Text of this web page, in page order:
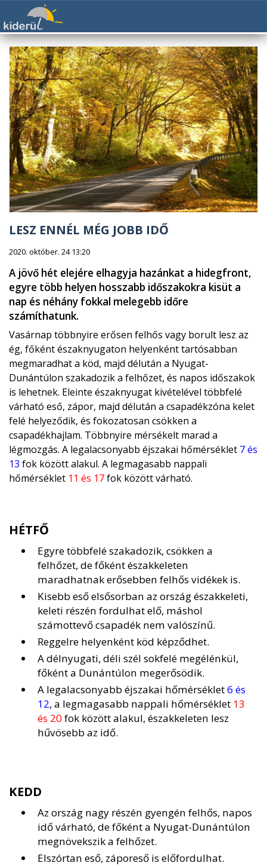
LESZ ENNÉL MÉG JOBB IDŐ
2020. október. 24 13:20
A jövő hét elejére elhagyja hazánkat a hidegfront,
egyre több helyen hosszabb időszakokra kisüt a
nap és néhány fokkal melegebb időre
számíthatunk.
Vasárnap többnyire erősen felhős vagy borult lesz az
ég, főként északnyugaton helyenként tartósabban
megmaradhat a köd, majd délután a Nyugat-
Dunántúlon szakadozik a felhőzet, és napos időszakok
is lehetnek. Eleinte északnyugat kivételével többfelé
várható eső, zápor, majd délután a csapadékzóna kelet
felé helyeződik, és fokozatosan csökken a
csapadékhajlam. Többnyire mérsékelt marad a
légmozgás. A legalacsonyabb éjszakai hőmérséklet 7 és
13 fok között alakul. A legmagasabb nappali
hőmérséklet 11 és 17fok között várható.
HÉTFŐ
Egyre többfelé szakadozik, csökken a
felhőzet, de főként északkeleten
maradhatnak erősebben felhős vidékek is.
Kisebb eső elsősorban az ország északkeleti,
keleti részén fordulhat elő, máshol
számottevő csapadék nem valószínű.
Reggelre helyenként köd képződhet.
A délnyugati, déli szél sokfelé megélénkül,
főként a Dunántúlon megerősödik.
A legalacsonyabb éjszakai hőmérséklet6 és
12, a legmagasabb nappali hőmérséklet 13
és 20fok között alakul, északkeleten lesz
hűvösebb az idő.
KEDD
Az ország nagy részén gyengén felhős, napos
idő várható, de főként a Nyugat-Dunántúlon
megnövekszik a felhőzet.
Elszórtan eső, záporeső is előfordulhat.